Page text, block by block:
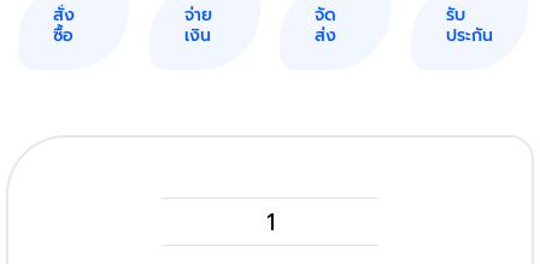
สั่ง
ซื้อ
จ่าย
เงิน
จัด
ส่ง
รับ
ประกัน
Panasonic